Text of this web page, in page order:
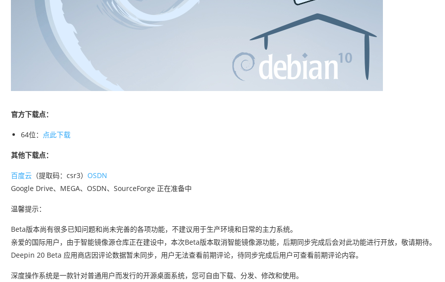
官方下载点：
64位： 点此下载
其他下载点：
百度云 （提取码：csr3） OSDN
Google Drive、MEGA、OSDN、SourceForge 正在准备中
温馨提示：
Beta版本尚有很多已知问题和尚未完善的各项功能，不建议用于生产环境和日常的主力系统。
亲爱的国际用户，由于智能镜像源仓库正在建设中，本次Beta版本取消智能镜像源功能，后期同步完成后会对此功能进行开放，敬请期待。
Deepin 20 Beta 应用商店因评论数据暂未同步，用户无法查看前期评论，待同步完成后用户可查看前期评论内容。
深度操作系统是一款针对普通用户而发行的开源桌面系统，您可自由下载、分发、修改和使用。